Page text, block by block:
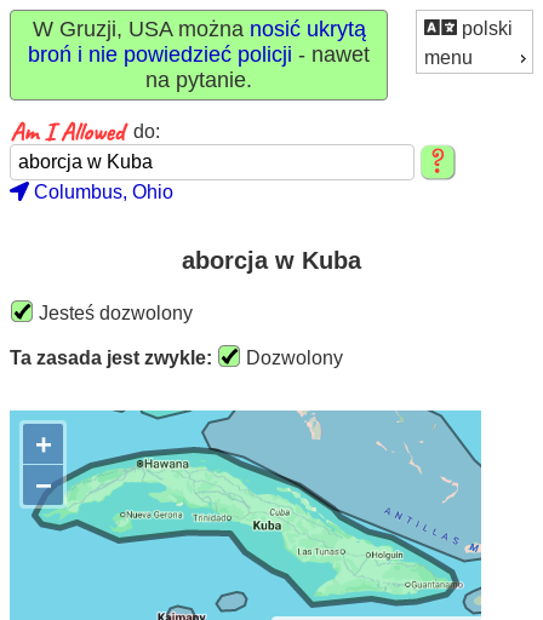
polski
menu
W Gruzji, USA można nosić ukrytą
broń i nie powiedzieć policji - nawet
na pytanie.
do:
Columbus, Ohio
aborcja w Kuba
Jesteś dozwolony
Ta zasada jest zwykle: Dozwolony
+
−